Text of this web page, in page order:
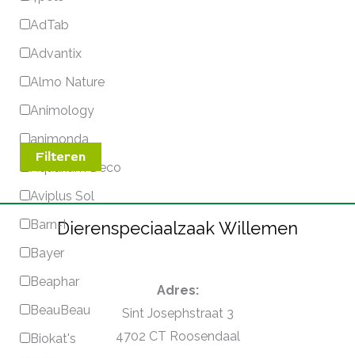
AdTab
Advantix
Almo Nature
Animology
animonda
Aquarium Deco
Aviplus Sol
Barn-I
Bayer
Beaphar
BeauBeau
Biokat's
Filteren
Dierenspeciaalzaak Willemen
Adres:
Sint Josephstraat 3
4702 CT Roosendaal